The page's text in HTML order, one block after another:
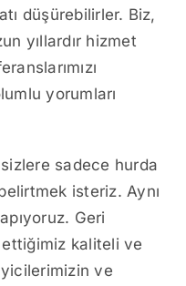
düşürebilirler. Biz,
yıllardır hizmet
yorumları
sadece hurda
isteriz. Aynı
Geri
kaliteli ve
ve